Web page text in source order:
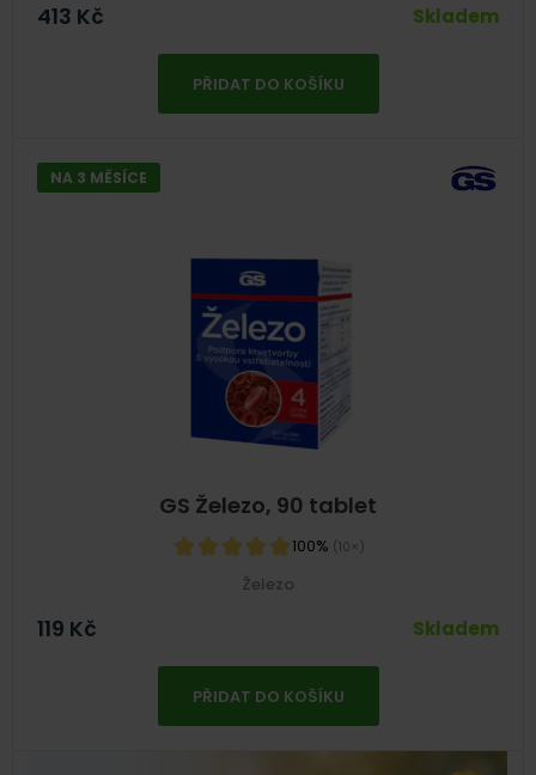
413 Kč Skladem
PŘIDAT DO KOŠÍKU
GS Železo, 90 tablet
100% (10×)
NA 3 MĚSÍCE
Železo
119 Kč Skladem
PŘIDAT DO KOŠÍKU